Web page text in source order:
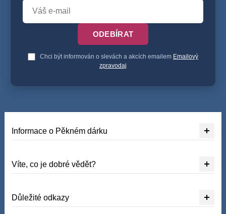
ODEBÍRAT
Chci být informován o slevách a akcích emailem Emailový
zpravodaj
Informace o Pěkném dárku
Víte, co je dobré vědět?
Důležité odkazy